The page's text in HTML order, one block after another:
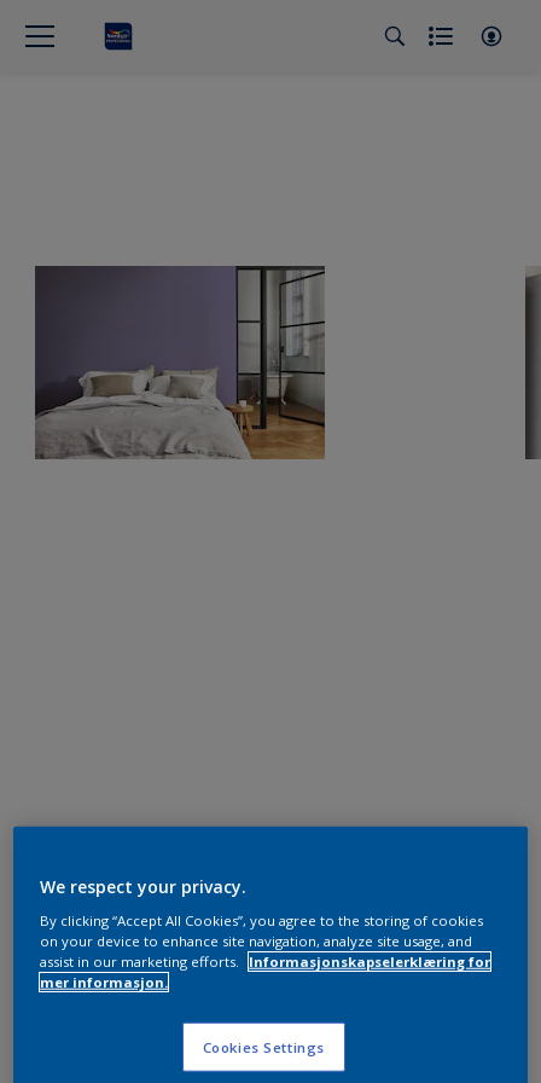
We respect your privacy.
By clicking “Accept All Cookies”, you agree to the storing of cookies
on your device to enhance site navigation, analyze site usage, and
assist in our marketing efforts.
Informasjonskapselerklæring for
mer informasjon.
Cookies Settings